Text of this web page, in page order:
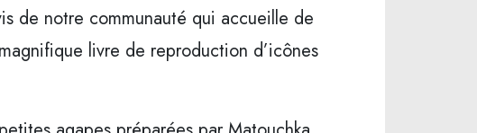
de notre communauté qui accueille de
livre de reproduction d’icônes